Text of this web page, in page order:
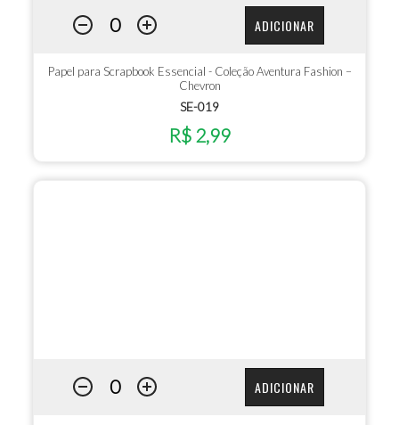
ADICIONAR
Papel para Scrapbook Essencial - Coleção Aventura Fashion –
Chevron
SE-019
R$ 2,99
ADICIONAR